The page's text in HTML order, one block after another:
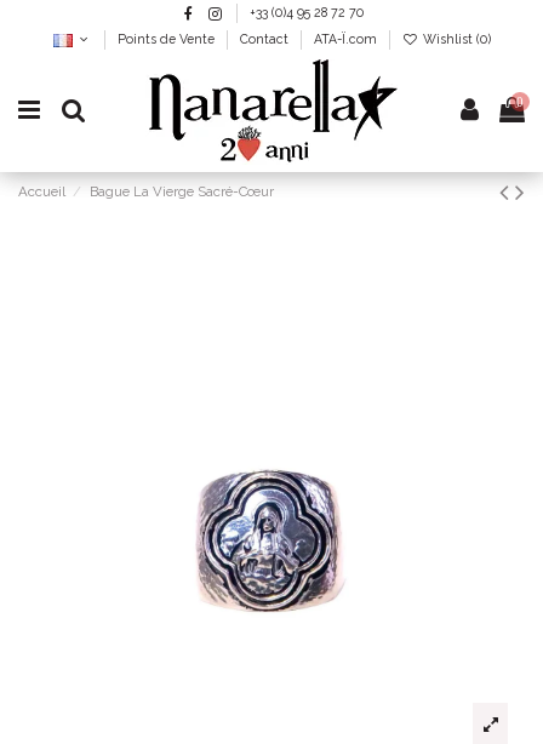
+33 (0)4 95 28 72 70
Points de Vente
Contact ATA-Ï.com Wishlist (0)
0
Accueil Bague La Vierge Sacré-Cœur